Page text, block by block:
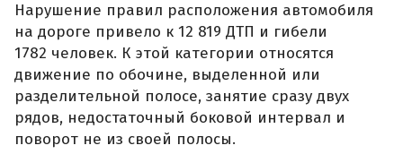
Нарушение правил расположения автомобиля
на дороге привело к 12 819 ДТП и гибели
1782 человек. К этой категории относятся
движение по обочине, выделенной или
разделительной полосе, занятие сразу двух
рядов, недостаточный боковой интервал и
поворот не из своей полосы.